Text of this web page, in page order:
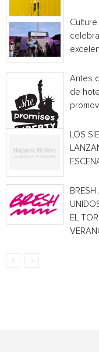
Antes
de
LOS
EL